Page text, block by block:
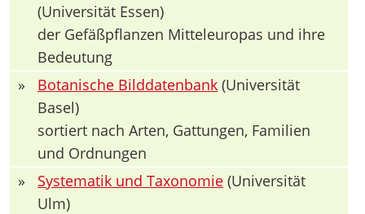
(Universität Essen)
der Gefäßpflanzen Mitteleuropas und ihre
Bedeutung
»
Botanische Bilddatenbank (Universität
Basel)
sortiert nach Arten, Gattungen, Familien
und Ordnungen
»
Systematik und Taxonomie (Universität
Ulm)